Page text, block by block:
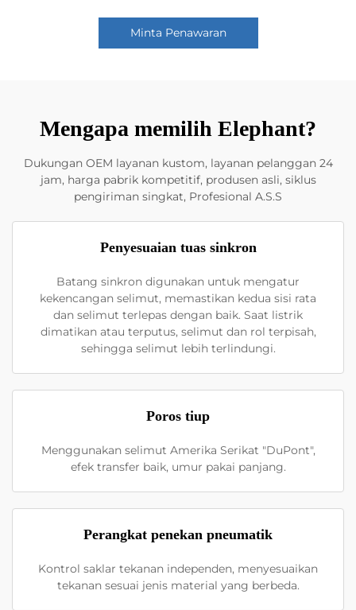
Minta Penawaran
Mengapa memilih Elephant?
Dukungan OEM layanan kustom, layanan pelanggan 24
jam, harga pabrik kompetitif, produsen asli, siklus
pengiriman singkat, Profesional A.S.S
Penyesuaian tuas sinkron
Batang sinkron digunakan untuk mengatur
kekencangan selimut, memastikan kedua sisi rata
dan selimut terlepas dengan baik. Saat listrik
dimatikan atau terputus, selimut dan rol terpisah,
sehingga selimut lebih terlindungi.
Poros tiup
Menggunakan selimut Amerika Serikat "DuPont",
efek transfer baik, umur pakai panjang.
Perangkat penekan pneumatik
Kontrol saklar tekanan independen, menyesuaikan
tekanan sesuai jenis material yang berbeda.